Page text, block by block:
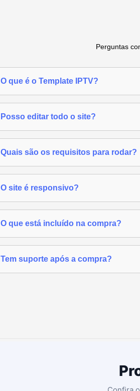
Perguntas
O que é o Template IPTV?
Posso editar todo o site?
Quais são os requisitos para rodar?
O site é responsivo?
O que está incluído na compra?
Tem suporte após a compra?